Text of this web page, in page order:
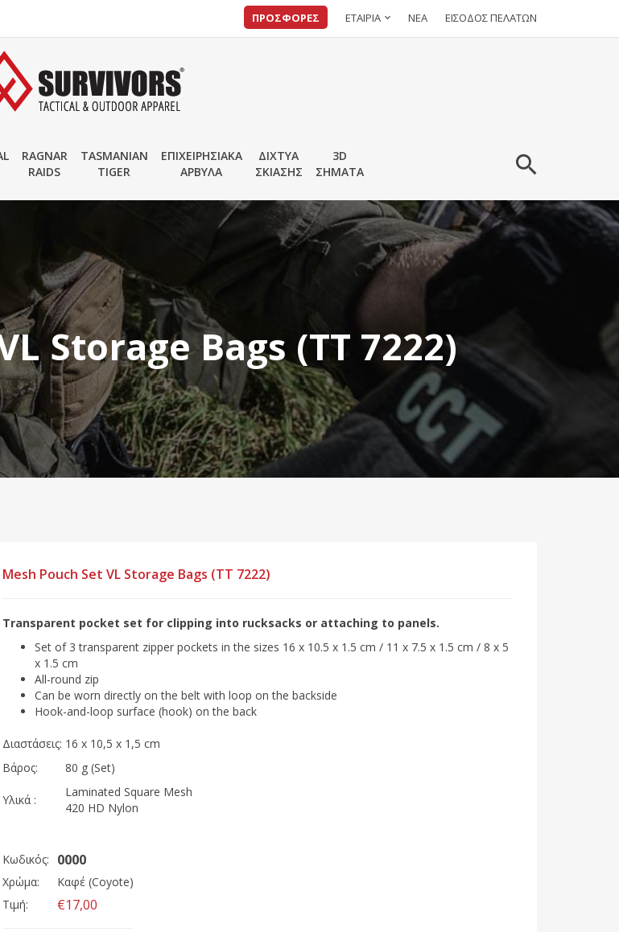
ΠΡΟΣΦΟΡΕΣ ΕΤΑΙΡΙΑ ΝΕΑ ΕΙΣΟΔΟΣ ΠΕΛΑΤΩΝ
RAGNAR
RAIDS
TASMANIAN
TIGER
ΕΠΙΧΕΙΡΗΣΙΑΚΑ
ΑΡΒΥΛΑ
ΔΙΧΤΥΑ
ΣΚΙΑΣΗΣ
3D
ΣΗΜΑΤΑ
Storage Bags (TT 7222)
Mesh Pouch Set VL Storage Bags (TT 7222)
Transparent pocket set for clipping into rucksacks or attaching to panels.
Set of 3 transparent zipper pockets in the sizes 16 x 10.5 x 1.5 cm / 11 x 7.5 x 1.5 cm / 8 x 5
x 1.5 cm
All-round zip
Can be worn directly on the belt with loop on the backside
Hook-and-loop surface (hook) on the back
Διαστάσεις: 16 x 10,5 x 1,5 cm
Βάρος:
80 g (Set)
Υλικά :
Laminated Square Mesh
420 HD Nylon
Κωδικός: 0000
Χρώμα:
Καφέ (Coyote)
Τιμή:
€17,00